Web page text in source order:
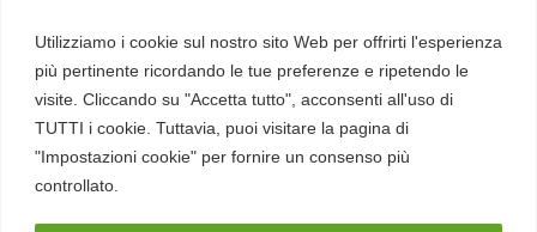
Utilizziamo i cookie sul nostro sito Web per offrirti l'esperienza
più pertinente ricordando le tue preferenze e ripetendo le
visite. Cliccando su "Accetta tutto", acconsenti all'uso di
TUTTI i cookie. Tuttavia, puoi visitare la pagina di
"Impostazioni cookie" per fornire un consenso più
controllato.
Eventi
Fumetto Cyber
Newsletter
Servizi
Pubblicità
English
Ultime CVE critiche